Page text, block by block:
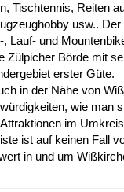
Aquarelle v. J.
Kirche als
Tischtennis, Reiten
usw..
, Lauf- und
Zülpicher Börde mit
erster Güte.
in der Nähe von
wie man
im
ist auf keinen Fall
in und um